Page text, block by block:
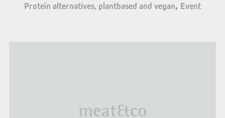
Proteïn alternatives, plantbased and vegan Event
meat&co